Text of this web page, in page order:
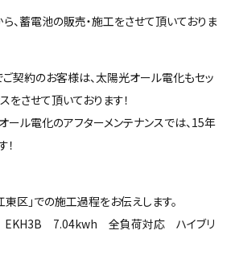
、蓄電池の販売・施工をさせて頂いておりま
ご契約のお客様は、太陽光オール電化もセッ
をさせて頂いております！
ール電化のアフターメンテナンスでは、15年
東区」での施工過程をお伝えします。
EKH3B 7.04kwh 全負荷対応 ハイブリ